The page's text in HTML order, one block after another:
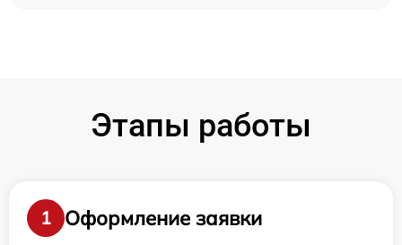
Этапы работы
1
Оформление заявки